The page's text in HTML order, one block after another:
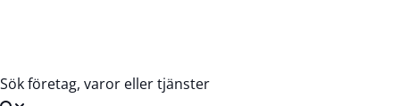
Sök företag, varor eller tjänster